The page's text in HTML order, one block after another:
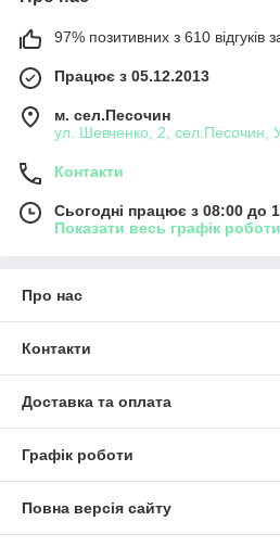
97% позитивних з 610 відгуків
Працює з 05.12.2013
м. сел.Песочин
ул. Шевченко, 2, сел.Песочин,
Контакти
Сьогодні працює з 08:00 до
Показати весь графік роботи
Про нас
Контакти
Доставка та оплата
Графік роботи
Повна версія сайту